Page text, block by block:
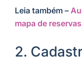
Leia também –
mapa de
2.